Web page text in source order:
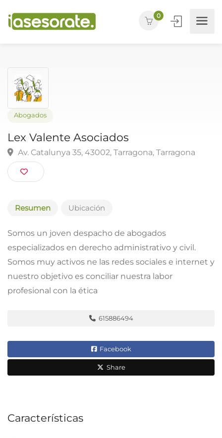
0
Lex Valente Asociados
Av. Catalunya 35, 43002, Tarragona, Tarragona
Resumen Ubicación
Somos un joven despacho de abogados
especializados en derecho administrativo y civil.
Somos muy activos ne las redes sociales e internet y
nuestro objetivo es conciliar nuestra labor
profesional con la ética
615886494
Facebook
Share
Características